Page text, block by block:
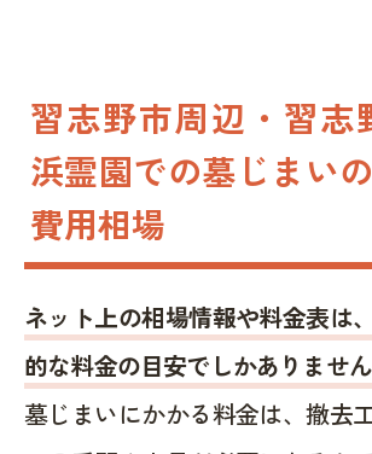
習志野市周辺・習志
浜霊園での墓じまい
費用相場
ネット上の相場情報や料金表は
的な料金の目安でしかありません
墓じまいにかかる料金は、撤去